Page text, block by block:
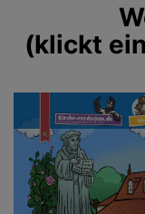
(klickt